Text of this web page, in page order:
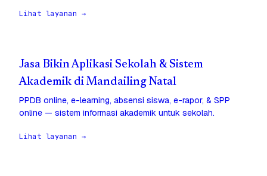
Lihat layanan →
Jasa Bikin Aplikasi Sekolah & Sistem
Akademik di Mandailing Natal
PPDB online, e-learning, absensi siswa, e-rapor, & SPP
online — sistem informasi akademik untuk sekolah.
Lihat layanan →